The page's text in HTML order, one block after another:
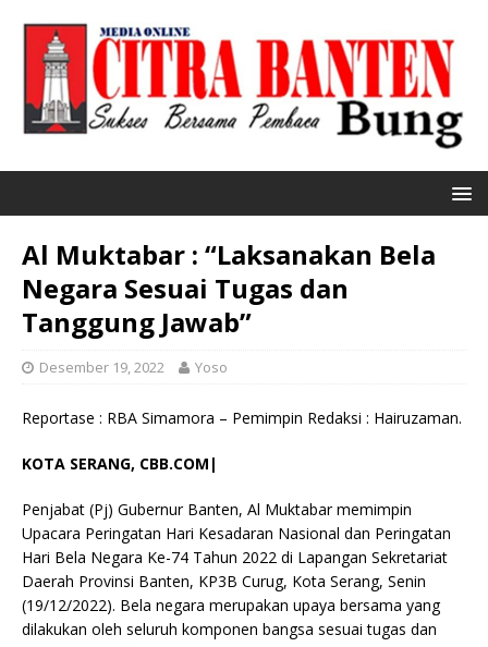
Al Muktabar : “Laksanakan Bela
Negara Sesuai Tugas dan
Tanggung Jawab”
Desember 19, 2022 Yoso
Reportase : RBA Simamora – Pemimpin Redaksi : Hairuzaman.
KOTA SERANG, CBB.COM|
Penjabat (Pj) Gubernur Banten, Al Muktabar memimpin
Upacara Peringatan Hari Kesadaran Nasional dan Peringatan
Hari Bela Negara Ke-74 Tahun 2022 di Lapangan Sekretariat
Daerah Provinsi Banten, KP3B Curug, Kota Serang, Senin
(19/12/2022). Bela negara merupakan upaya bersama yang
dilakukan oleh seluruh komponen bangsa sesuai tugas dan